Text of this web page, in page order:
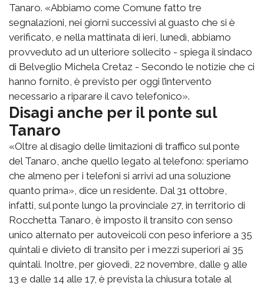
Tanaro. «Abbiamo come Comune fatto tre
segnalazioni, nei giorni successivi al guasto che si è
verificato, e nella mattinata di ieri, lunedì, abbiamo
provveduto ad un ulteriore sollecito - spiega il sindaco
di Belveglio Michela Cretaz - Secondo le notizie che ci
hanno fornito, è previsto per oggi l’intervento
necessario a riparare il cavo telefonico».
Disagi anche per il ponte sul
Tanaro
«Oltre al disagio delle limitazioni di traffico sul ponte
del Tanaro, anche quello legato al telefono: speriamo
che almeno per i telefoni si arrivi ad una soluzione
quanto prima», dice un residente. Dal 31 ottobre,
infatti, sul ponte lungo la provinciale 27, in territorio di
Rocchetta Tanaro, è imposto il transito con senso
unico alternato per autoveicoli con peso inferiore a 35
quintali e divieto di transito per i mezzi superiori ai 35
quintali. Inoltre, per giovedì, 22 novembre, dalle 9 alle
13 e dalle 14 alle 17, è prevista la chiusura totale al